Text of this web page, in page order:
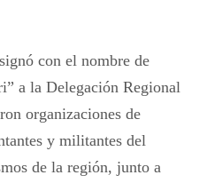
con el nombre de
a la Delegación Regional
organizaciones de
y militantes del
de la región, junto a